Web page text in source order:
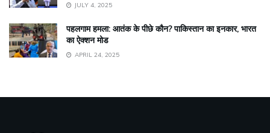
JULY 4, 2025
पहलगाम हमला: आतंक के पीछे कौन? पाकिस्तान का इनकार, भारत
का ऐक्शन मोड
APRIL 24, 2025